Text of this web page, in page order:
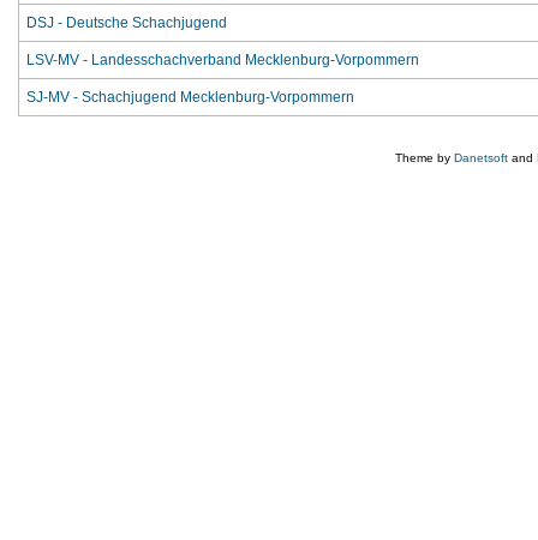
DSJ - Deutsche Schachjugend
LSV-MV - Landesschachverband Mecklenburg-Vorpommern
SJ-MV - Schachjugend Mecklenburg-Vorpommern
Theme by Danetsoft and